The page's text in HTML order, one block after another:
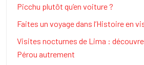
Picchu plutôt qu’en voiture ?
Faites un voyage dans l’Histoire en
Visites nocturnes de Lima :
Pérou autrement